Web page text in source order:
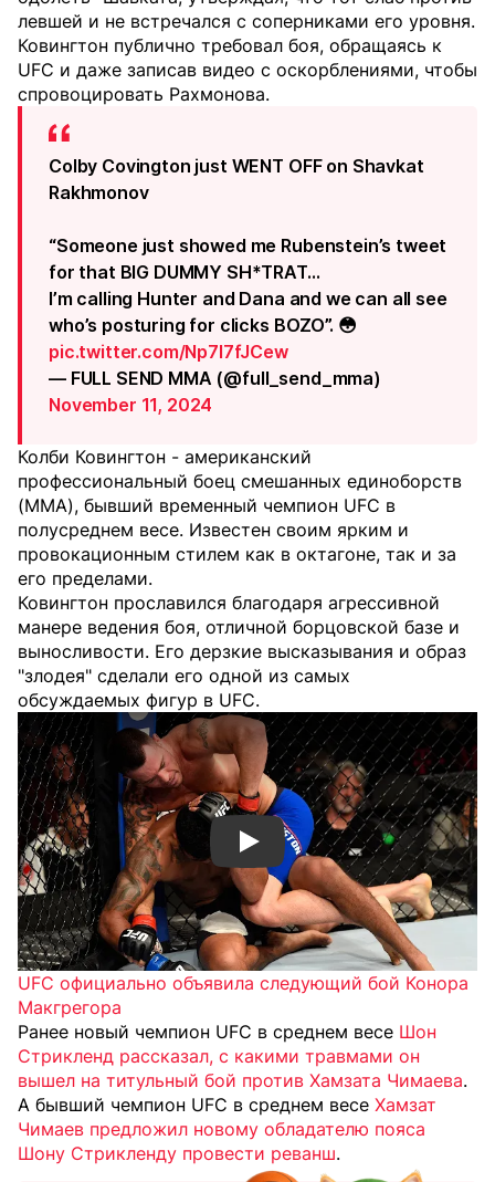
левшей и не встречался с соперниками его уровня.
Ковингтон публично требовал боя, обращаясь к
UFC и даже записав видео с оскорблениями, чтобы
спровоцировать Рахмонова.
Colby Covington just WENT OFF on Shavkat
Rakhmonov
“Someone just showed me Rubenstein’s tweet
for that BIG DUMMY SH*TRAT…
I’m calling Hunter and Dana and we can all see
who’s posturing for clicks BOZO”. 😳
pic.twitter.com/Np7l7fJCew
— FULL SEND MMA (@full_send_mma)
November 11, 2024
Колби Ковингтон - американский
профессиональный боец смешанных единоборств
(MMA), бывший временный чемпион UFC в
полусреднем весе. Известен своим ярким и
провокационным стилем как в октагоне, так и за
его пределами.
Ковингтон прославился благодаря агрессивной
манере ведения боя, отличной борцовской базе и
выносливости. Его дерзкие высказывания и образ
"злодея" сделали его одной из самых
обсуждаемых фигур в UFC.
Смотреть видео YouTube
UFC официально объявила следующий бой Конора
Макгрегора
Ранее новый чемпион UFC в среднем весе Шон
Стрикленд рассказал, с какими травмами он
вышел на титульный бой против Хамзата Чимаева.
А бывший чемпион UFC в среднем весе Хамзат
Чимаев предложил новому обладателю пояса
Шону Стрикленду провести реванш.